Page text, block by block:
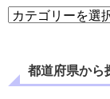
学べるジャンルか
都道府県から